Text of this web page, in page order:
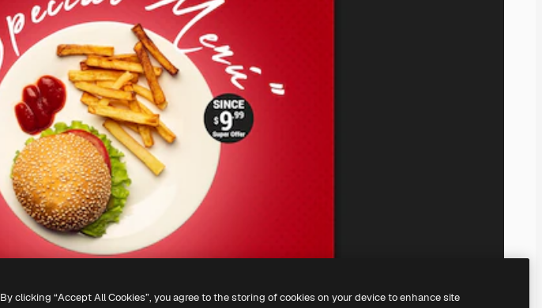
By clicking “Accept All Cookies”, you agree to the storing of cookies on your device to enhance site